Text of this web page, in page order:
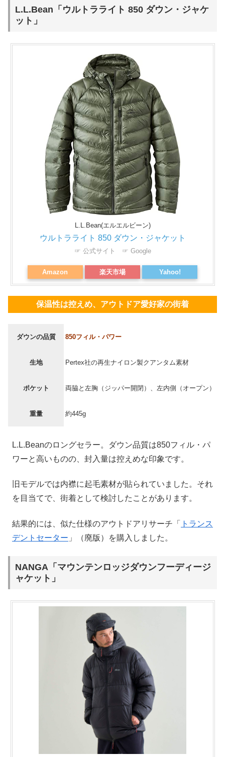
L.L.Bean「ウルトラライト 850 ダウン・ジャケ
ット」
L.L.Bean(エルエルビーン)
ウルトラライト 850 ダウン・ジャケット
☞ 公式サイト ☞ Google
Amazon 楽天市場 Yahoo!
保温性は控えめ、アウトドア愛好家の街着
ダウンの品質 850フィル・パワー
生地 Pertex社の再生ナイロン製クアンタム素材
ポケット 両脇と左胸（ジッパー開閉）、左内側（オープン）
重量 約445g
L.L.Beanのロングセラー。ダウン品質は850フィル・パ
ワーと高いものの、封入量は控えめな印象です。
旧モデルでは内襟に起毛素材が貼られていました。それ
を目当てで、街着として検討したことがあります。
結果的には、似た仕様のアウトドアリサーチ「
トランス
デントセーター 」（廃版）を購入しました。
NANGA「マウンテンロッジダウンフーディージ
ャケット」